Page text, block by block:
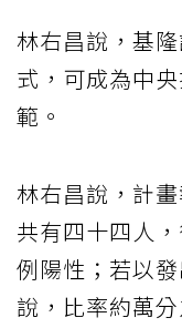
林右昌說，基
式，可成為中
範。
林右昌說，計
共有四十四人
例陽性；若以
說，比率約萬